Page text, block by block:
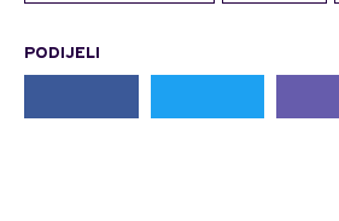
PODIJELI